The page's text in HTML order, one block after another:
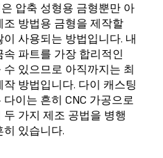
압축 성형용 금형뿐만 아
조 방법용 금형을 제작할
사용되는 방법입니다. 내
속 파트를 가장 합리적인
수 있으므로 아직까지는 최
작 방법입니다. 다이 캐스팅
다이는 흔히 CNC 가공으로
두 가지 제조 공법을 병행
있습니다.